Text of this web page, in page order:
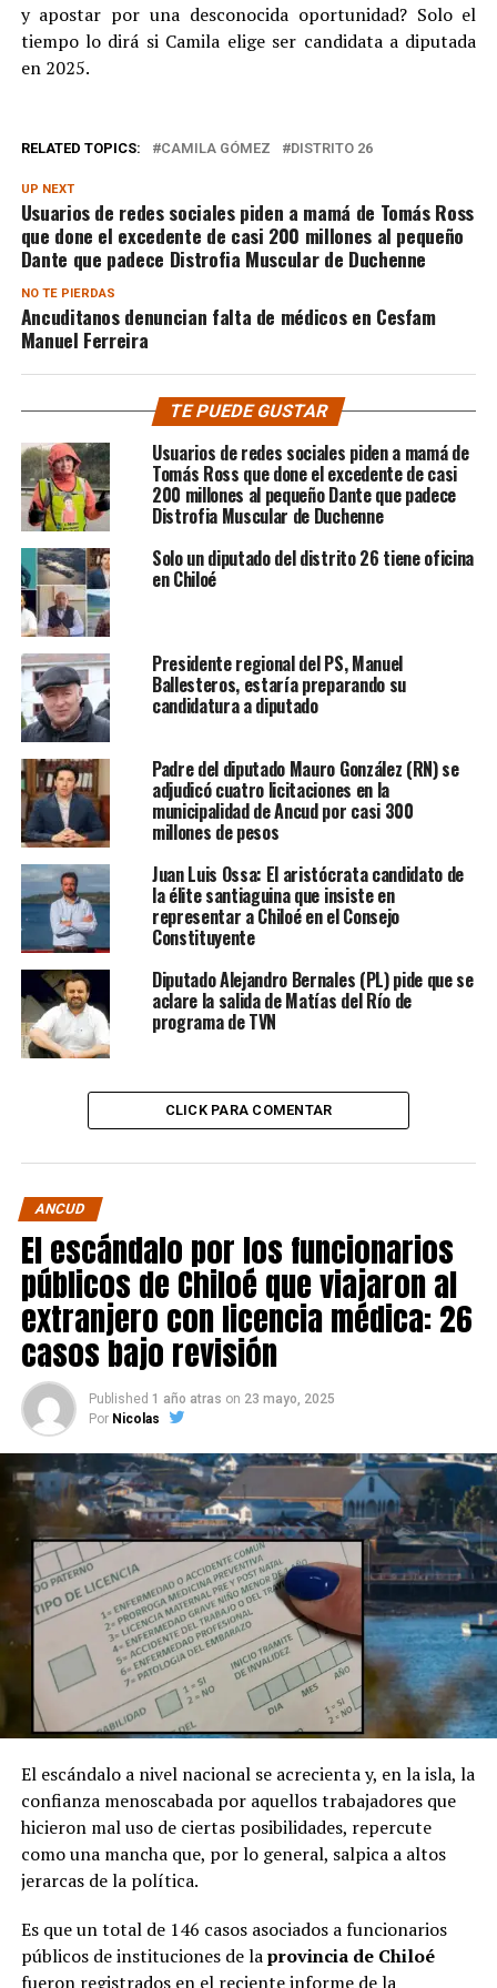
y apostar por una desconocida oportunidad? Solo el
tiempo lo dirá si Camila elige ser candidata a diputada
en 2025.
RELATED TOPICS: CAMILA GÓMEZ DISTRITO 26
UP NEXT
Usuarios de redes sociales piden a mamá de Tomás Ross
que done el excedente de casi 200 millones al pequeño
Dante que padece Distrofia Muscular de Duchenne
NO TE PIERDAS
Ancuditanos denuncian falta de médicos en Cesfam
Manuel Ferreira
TE PUEDE GUSTAR
Usuarios de redes sociales piden a mamá de
Tomás Ross que done el excedente de casi
200 millones al pequeño Dante que padece
Distrofia Muscular de Duchenne
Solo un diputado del distrito 26 tiene oficina
en Chiloé
Presidente regional del PS, Manuel
Ballesteros, estaría preparando su
candidatura a diputado
Padre del diputado Mauro González (RN) se
adjudicó cuatro licitaciones en la
municipalidad de Ancud por casi 300
millones de pesos
Juan Luis Ossa: El aristócrata candidato de
la élite santiaguina que insiste en
representar a Chiloé en el Consejo
Constituyente
Diputado Alejandro Bernales (PL) pide que se
aclare la salida de Matías del Río de
programa de TVN
CLICK PARA COMENTAR
ANCUD
El escándalo por los funcionarios
públicos de Chiloé que viajaron al
extranjero con licencia médica: 26
casos bajo revisión
Published 1 año atras on 23 mayo, 2025
Por Nicolas
El escándalo a nivel nacional se acrecienta y, en la isla, la
confianza menoscabada por aquellos trabajadores que
hicieron mal uso de ciertas posibilidades, repercute
como una mancha que, por lo general, salpica a altos
jerarcas de la política.
Es que un total de 146 casos asociados a funcionarios
públicos de instituciones de laprovincia de Chiloé
fueron registrados en el reciente informe de la